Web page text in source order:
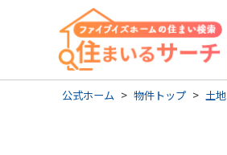
公式ホーム > 物件トップ > 土地